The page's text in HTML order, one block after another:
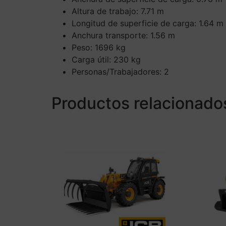
Altura de trabajo: 7.71 m
Longitud de superficie de carga: 1.64 m
Anchura transporte: 1.56 m
Peso: 1696 kg
Carga útil: 230 kg
Personas/Trabajadores: 2
Productos